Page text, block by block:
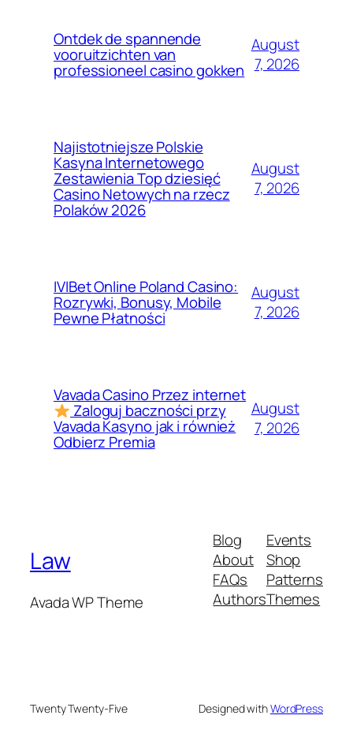
Ontdek de spannende
vooruitzichten van
professioneel casino gokken
August
7, 2026
Najistotniejsze Polskie
Kasyna Internetowego
Zestawienia Top dziesięć
Casino Netowych na rzecz
Polaków 2026
August
7, 2026
IVIBet Online Poland Casino:
Rozrywki, Bonusy, Mobile
Pewne Płatności
August
7, 2026
Vavada Casino Przez internet
Zaloguj baczności przy
Vavada Kasyno jak i również
Odbierz Premia
August
7, 2026
Law
Avada WP Theme
Blog
About
FAQs
Authors
Events
Shop
Patterns
Themes
Twenty Twenty-Five Designed withWordPress